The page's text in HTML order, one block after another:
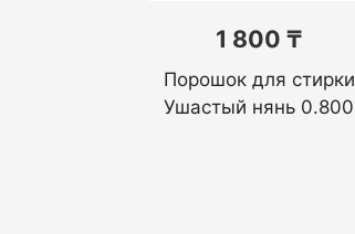
1 800 ₸
Порошок для стирки
Ушастый нянь 0.800